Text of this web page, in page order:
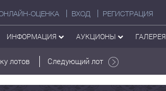
ОЦЕНКА ВХОД РЕГИСТРАЦИЯ
ИНФОРМАЦИЯ АУКЦИОНЫ ГАЛЕРЕЯ
лотов Следующий лот